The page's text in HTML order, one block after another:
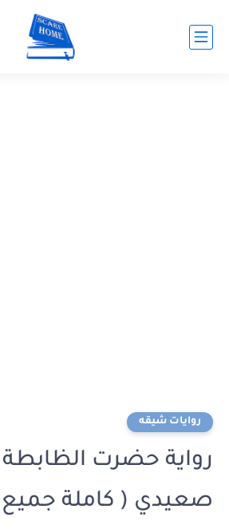
روايات شيقه
رواية حضرت
صعيدي ( كاملة